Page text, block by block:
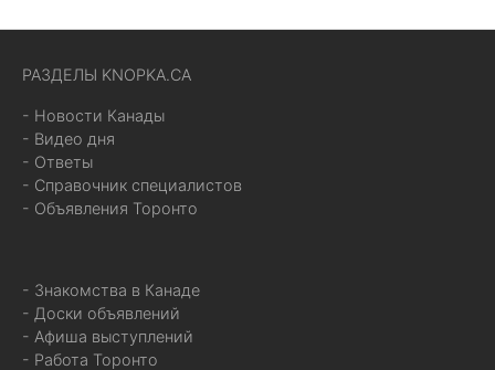
РАЗДЕЛЫ KNOPKA.CA
- Новости Канады
- Видео дня
- Ответы
- Справочник специалистов
- Объявления Торонто
- Знакомства в Канаде
- Доски объявлений
- Афиша выступлений
- Работа Торонто